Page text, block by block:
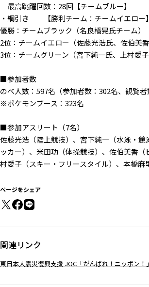
最高跳躍回数：28回【チームブルー】
・綱引き 【勝利チーム：チームイエロー】
優勝：チームブラック（名良橋晃氏チーム）
2位：チームイエロー（佐藤光浩氏、佐伯美香
3位：チームグリーン（宮下純一氏、上村愛子
■参加者数
のべ人数：597名（参加者数：302名、観覧者
※ポケモンブース：323名
■参加アスリート（7名）
佐藤光浩（陸上競技）、宮下純一（水泳・競
ッカー）、米田功（体操競技）、佐伯美香（
村愛子（スキー・フリースタイル）、本橋麻
ページをシェア
関連リンク
東日本大震災復興支援 JOC「がんばれ！ニッポン！